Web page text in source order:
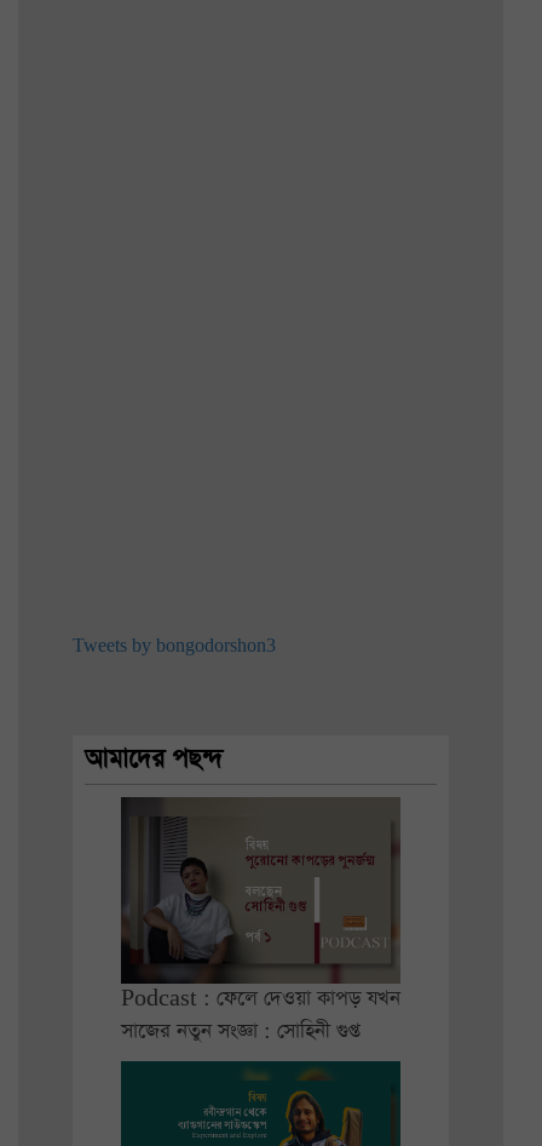
Tweets by bongodorshon3
আমাদের পছন্দ
Podcast : ফেলে দেওয়া কাপড় যখন
সাজের নতুন সংজ্ঞা : সোহিনী গুপ্ত